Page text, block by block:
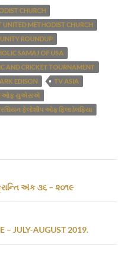
CHURCH
UNITED METHODIST CHURCH
ROUNDUP
SAMAJ OF USA
AND CRICKET TOURNAMENT
EDISON
TV ASIA
ઓફ યુએસએ
ફેલોશીપ ઓફ ફિલાડેલફિયા
અંક ૩૬ – ૨૦૧૯
– JULY-AUGUST 2019.